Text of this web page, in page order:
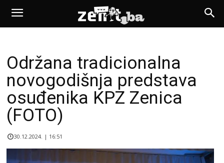
Održana tradicionalna
novogodišnja predstava
osuđenika KPZ Zenica
(FOTO)
30.12.2024. | 16:51